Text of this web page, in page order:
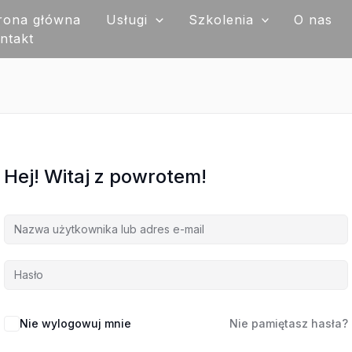
główna Usługi Szkolenia O nas
Hej! Witaj z powrotem!
Nie wylogowuj mnie Nie pamiętasz hasła?